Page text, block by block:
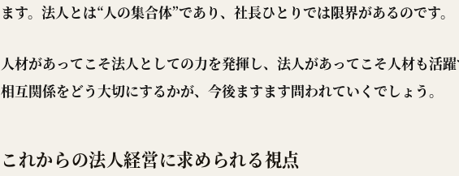
ます。法人とは“人の集合体”であり、社長ひとりでは限界があるのです。
人材があってこそ法人としての力を発揮し、法人があってこそ人材も活
相互関係をどう大切にするかが、今後ますます問われていくでしょう。
これからの法人経営に求められる視点